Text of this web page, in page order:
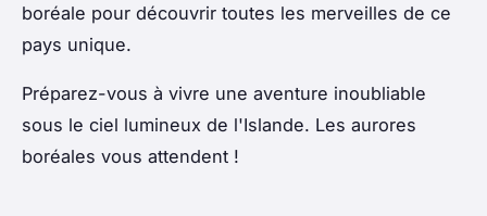
boréale pour découvrir toutes les merveilles de ce
pays unique.
Préparez-vous à vivre une aventure inoubliable
sous le ciel lumineux de l'Islande. Les aurores
boréales vous attendent !